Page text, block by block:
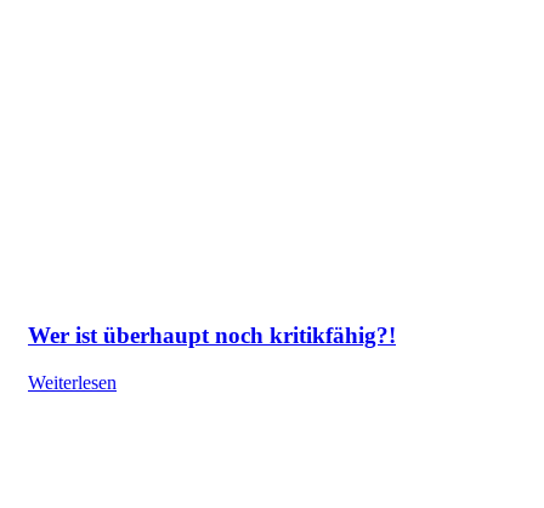
Wer ist überhaupt noch kritikfähig?!
Weiterlesen